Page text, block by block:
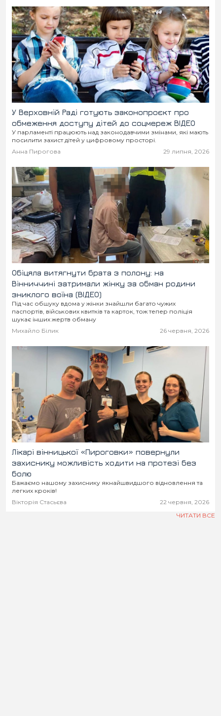
У Верховній Раді готують законопроєкт про
обмеження доступу дітей до соцмереж ВІДЕО
У парламенті працюють над законодавчими змінами, які мають
посилити захист дітей у цифровому просторі.
Анна Пирогова
29 липня, 2026
Обіцяла витягнути брата з полону: на
Вінниччині затримали жінку за обман родини
зниклого воїна (ВІДЕО)
Під час обшуку вдома у жінки знайшли багато чужих
паспортів, військових квитків та карток, тож тепер поліція
шукає інших жертв обману
Михайло Білик
26 червня, 2026
Лікарі вінницької «Пироговки» повернули
захиснику можливість ходити на протезі без
болю
Бажаємо нашому захиснику якнайшвидшого відновлення та
легких кроків!
Вікторія Стасьєва
22 червня, 2026
ЧИТАТИ ВСЕ